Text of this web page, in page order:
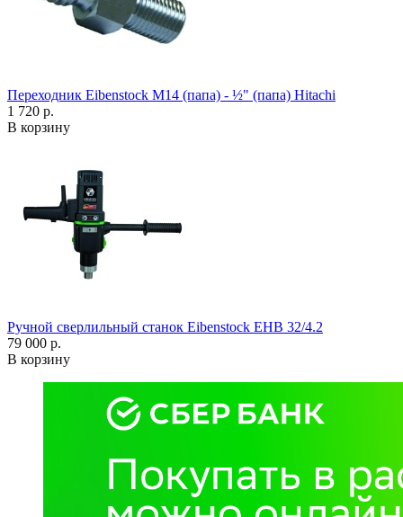
Переходник Eibenstock M14 (папа) - ½" (папа) Hitachi
1 720 р.
В корзину
Ручной сверлильный станок Eibenstock EHB 32/4.2
79 000 р.
В корзину